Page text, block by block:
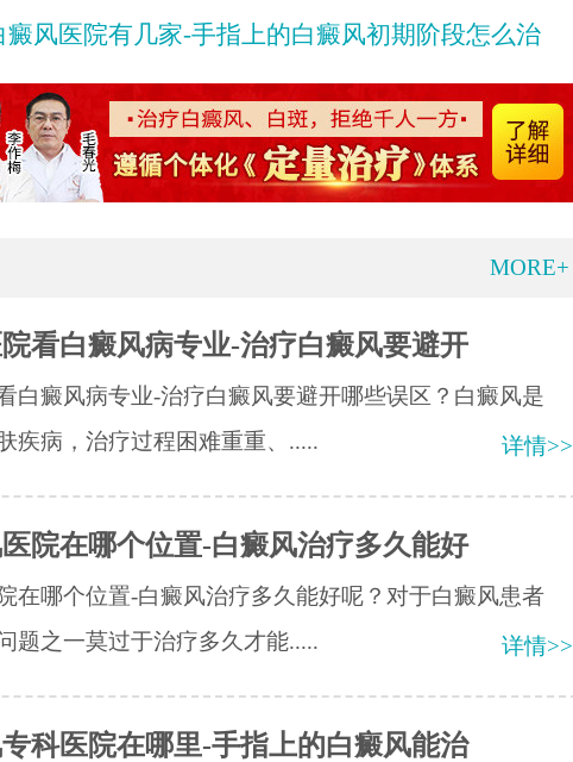
癜风医院有几家-手指上的白癜风初期阶段怎么治
MORE+
看白癜风病专业-治疗白癜风要避开
白癜风病专业-治疗白癜风要避开哪些误区？白癜风是
疾病，治疗过程困难重重、.....
详情>>
院在哪个位置-白癜风治疗多久能好
在哪个位置-白癜风治疗多久能好呢？对于白癜风患者
题之一莫过于治疗多久才能.....
详情>>
科医院在哪里-手指上的白癜风能治